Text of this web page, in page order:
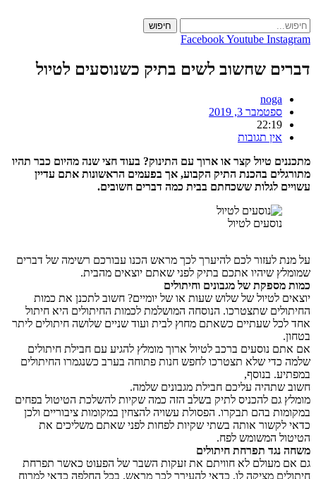
to
content
חיפוש
FacebookYoutube Instagram
דברים שחשוב לשים בתיק כשנוסעים לטיול
noga
ספטמבר 3, 2019
22:19
אין תגובות
מתכננים טיול קצר או ארוך עם התינוק? בעוד חצי שנה מהיום כבר תהיו
מתורגלים בהכנת התיק הקבוע, אך בפעמים הראשונות אתם עדיין
עשויים לגלות ששכחתם בבית כמה דברים חשובים.
נוסעים לטיול
על מנת לעזור לכם להיערך לכך מראש הכנו עבורכם רשימה של דברים
שמומלץ שיהיו אתכם בתיק לפני שאתם יוצאים מהבית.
כמות מספקת של מגבונים וחיתולים
יוצאים לטיול של שלוש שעות או של יומיים? חשוב לתכנן את כמות
החיתולים שתצטרכו. הנוסחה המושלמת לכמות החיתולים היא חיתול
אחד לכל שעתיים כשאתם מחוץ לבית ועוד שניים שלושה חיתולים ליתר
בטחון.
אם אתם נוסעים ברכב לטיול ארוך מומלץ להגיע עם חבילת חיתולים
שלמה כדי שלא תצטרכו לחפש חנות פתוחה בערב כשנגמרו החיתולים
במפתיע. בנוסף,
חשוב שתהיה עליכם חבילת מגבונים שלמה.
מומלץ גם להכניס לתיק בשלב הזה כמה שקיות להשלכת הטיטול בפחים
במקומות בהם תבקרו. הפסולת עשויה להצחין במקומות ציבוריים ולכן
כדאי לקשור אותה בשתי שקיות לפחות לפני שאתם משליכים את
הטיטול המשומש לפח.
משחה נגד תפרחת חיתולים
גם אם מעולם לא חוויתם את זעקות השבר של הפעוט כאשר תפרחת
חיתולים מציקה לו, כדאי להעירך לכך מראש. בכל החלפה כדאי למרוח